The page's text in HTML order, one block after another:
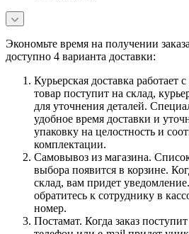
Экономьте время на получении
доступно 4 варианта доставки:
Курьерская доставка работает
товар поступит на склад,
для уточнения деталей.
удобное время доставки и
упаковку на целостность и
комплектации.
Самовывоз из магазина.
выбора появится в корзине.
склад, вам придет
обратитесь к сотруднику в
номер.
Постамат. Когда заказ